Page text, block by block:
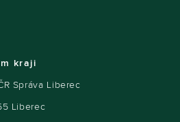
kraji
Správa Liberec
Liberec